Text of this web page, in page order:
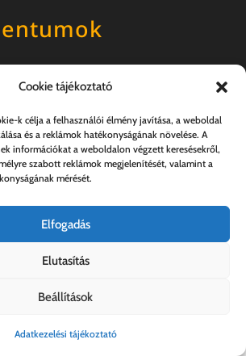
Cookie tájékoztató
k célja a felhasználói élmény javítása, a weboldal
és a reklámok hatékonyságának növelése. A
információkat a weboldalon végzett keresésekről,
szabott reklámok megjelenítését, valamint a
mérését.
Elfogadás
Elutasítás
Beállítások
Adatkezelési tájékoztató
feltételek
András e.v. | 57357889-1-33